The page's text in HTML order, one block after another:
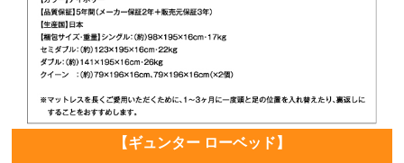
【ギュンター ローベッド】